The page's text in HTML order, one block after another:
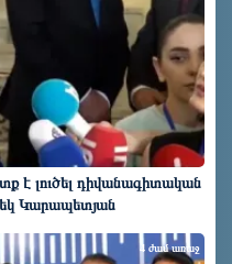
է լուծել դիվանագիտական
Կարապետյան
4 ժամ առաջ